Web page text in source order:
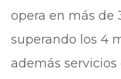
opera en más de
superando los 4
además